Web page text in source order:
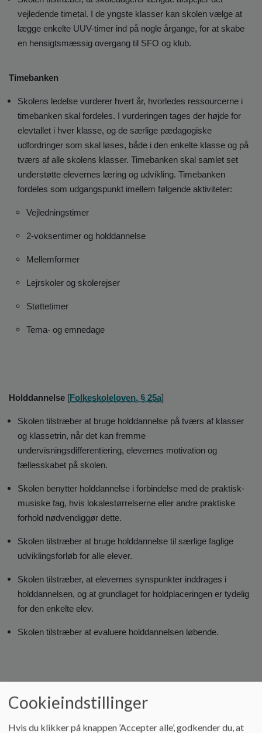
vejledende timetal. I de yngste klasser kan skolen vælge at
lægge enkelte UUV-timer ind på nogle årgange, for at skabe
en hensigtsmæssig overgang til SFO og klub.
Timebanken
Skolens ledelse vurderer hvert år, hvorledes ressourcerne i
timebanken skal fordeles. I vurderingen tages der højde for
elevtallet i hver klasse, og de særlige pædagogiske
udfordringer som skal løses, både i den enkelte klasse og på
tværs af alle skolens klasser. Timebanken skal samlet set
understøtte elevernes læring og udvikling. Timebanken
fordeles som udgangspunkt imellem følgende aktiviteter:
Vejledningstimer
2-voksentimer og holddannelse
Mellemformer
Lejrskoler og skolerejser
Støttetimer
Tema- og emnedage
Holddannelse [Folkeskoleloven, § 25a]
Skolen tilstræber at bruge holddannelse på tværs af klasser
og klassetrin, når det kan fremme
undervisningsdifferentiering, elevernes motivation og
fællesskabet på skolen.
Skolen benytter holddannelse i forbindelse med de praktisk-
musiske fag, hvis lokalestørrelserne eller andre praktiske
forhold nødvendiggør dette.
Skolen tilstræber at bruge holddannelse til særlige faglige
udviklingsforløb for alle elever.
Skolen tilstræber, at elevernes synspunkter inddrages i
holddannelsen, og at grundlaget for holdplaceringen er tydelig
for den enkelte elev.
Skolen tilstræber at evaluere holddannelsen løbende.
Skemalægningen har som mål at sikre eleverne en både
sammenhængende og varieret skoledag. I grundskemaet
Cookieindstillinger
Hvis du klikker på knappen ’Accepter alle’, godkender du, at